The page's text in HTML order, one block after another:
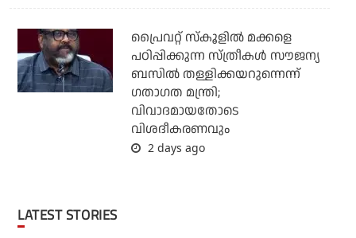
പ്രൈവറ്റ് സ്‌കൂളില്‍ മക്കളെ
പഠിപ്പിക്കുന്ന സ്ത്രീകള്‍ സൗജന്യ
ബസില്‍ തള്ളിക്കയറുന്നെന്ന്
ഗതാഗത മന്ത്രി;
വിവാദമായതോടെ
വിശദീകരണവും
2 days ago
LATEST STORIES